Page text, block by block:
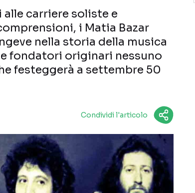
carriere soliste e
i Matia Bazar
nella storia della musica
fondatori originari nessuno
festeggerà a settembre 50
Condividi l'articolo